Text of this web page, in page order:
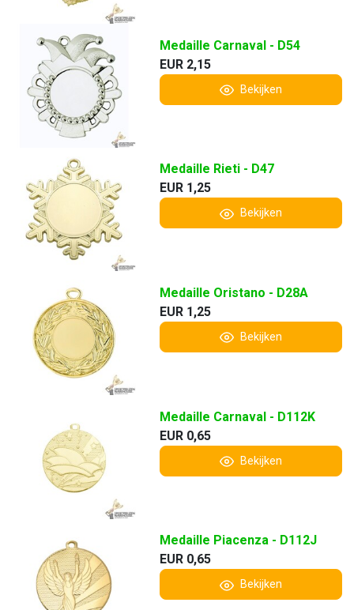
Medaille Carnaval - D54
EUR 2,15
Bekijken
Medaille Rieti - D47
EUR 1,25
Bekijken
Medaille Oristano - D28A
EUR 1,25
Bekijken
Medaille Carnaval - D112K
EUR 0,65
Bekijken
Medaille Piacenza - D112J
EUR 0,65
Bekijken